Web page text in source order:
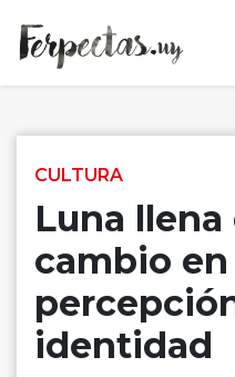
CULTURA
Luna llena
cambio en
identidad